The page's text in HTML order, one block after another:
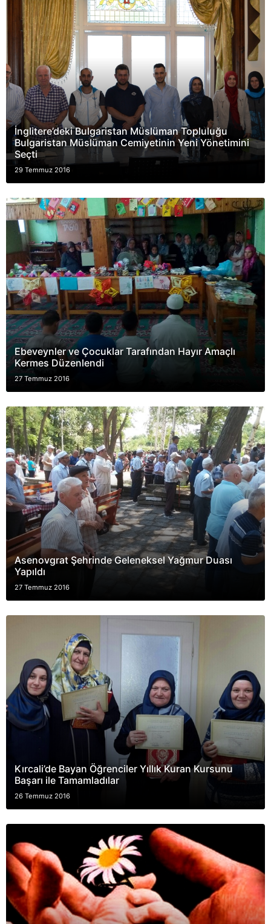
İnglitere’deki Bulgaristan Müslüman Topluluğu
Bulgaristan Müslüman Cemiyetinin Yeni Yönetimini
Seçti
29 Temmuz 2016
Ebeveynler ve Çocuklar Tarafından Hayır Amaçlı
Kermes Düzenlendi
27 Temmuz 2016
Asenovgrat Şehrinde Geleneksel Yağmur Duası
Yapıldı
27 Temmuz 2016
Kırcali’de Bayan Öğrenciler Yıllık Kuran Kursunu
Başarı ile Tamamladılar
26 Temmuz 2016